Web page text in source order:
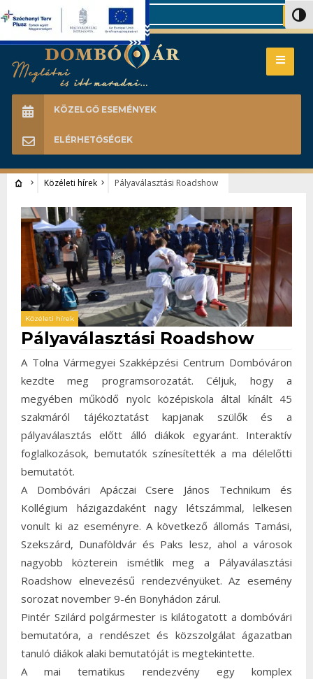
Search
KÖZELGŐ ESEMÉNYEK
ELÉRHETŐSÉGEK
Közéleti hírek Pályaválasztási Roadshow
Közéleti hírek
Pályaválasztási Roadshow
A Tolna Vármegyei Szakképzési Centrum Dombóváron
kezdte meg programsorozatát. Céljuk, hogy a
megyében működő nyolc középiskola által kínált 45
szakmáról tájékoztatást kapjanak szülők és a
pályaválasztás előtt álló diákok egyaránt. Interaktív
foglalkozások, bemutatók színesítették a ma délelőtti
bemutatót.
A Dombóvári Apáczai Csere János Technikum és
Kollégium házigazdaként nagy létszámmal, lelkesen
vonult ki az eseményre. A következő állomás Tamási,
Szekszárd, Dunaföldvár és Paks lesz, ahol a városok
nagyobb közterein ismétlik meg a Pályaválasztási
Roadshow elnevezésű rendezvényüket. Az esemény
sorozat november 9-én Bonyhádon zárul.
Pintér Szilárd polgármester is kilátogatott a dombóvári
bemutatóra, a rendészet és közszolgálat ágazatban
tanuló diákok alaki bemutatóját is megtekintette.
A mai tematikus rendezvény egy komplex